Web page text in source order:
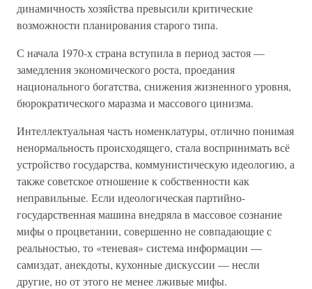
динамичность хозяйства превысили критические
возможности планирования старого типа.
С начала 1970-х страна вступила в период застоя —
замедления экономического роста, проедания
национального богатства, снижения жизненного уровня,
бюрократического маразма и массового цинизма.
Интеллектуальная часть номенклатуры, отлично понимая
ненормальность происходящего, стала воспринимать всё
устройство государства, коммунистическую идеологию, а
также советское отношение к собственности как
неправильные. Если идеологическая партийно-
государственная машина внедряла в массовое сознание
мифы о процветании, совершенно не совпадающие с
реальностью, то «теневая» система информации —
самиздат, анекдоты, кухонные дискуссии — несли
другие, но от этого не менее лживые мифы.